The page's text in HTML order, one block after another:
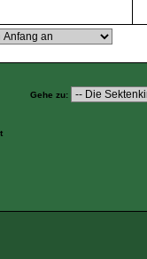
Gehe zu: